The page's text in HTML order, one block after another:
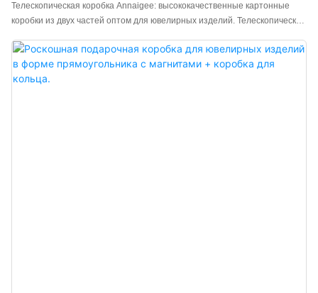
Телескопическая коробка Annaigee: высококачественные картонные
коробки из двух частей оптом для ювелирных изделий. Телескопическая
визуальный эффект благодаря способу открывания, что делает их
идеально подходящими для подарков. Коробка из двух частей
эстетически привлекательна и доступна по цене, что является ее